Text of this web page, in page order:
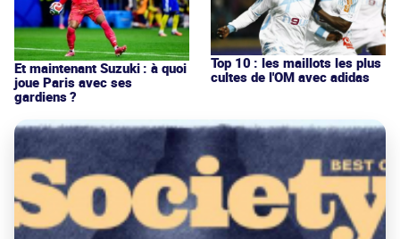
Et maintenant Suzuki : à quoi
joue Paris avec ses
gardiens ?
Top 10 : les maillots les plus
cultes de l'OM avec adidas